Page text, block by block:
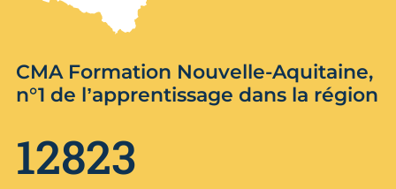
CMA Formation Nouvelle-Aquitaine,
n°1 de l’apprentissage dans la région
12823